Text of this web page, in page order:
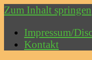
Zum Inhalt springen
Impressum/
Kontakt